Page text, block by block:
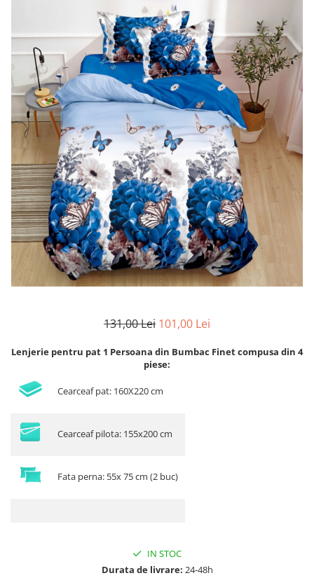
Lenjerii de pat Bumbac 100%
Lenjerii de pat Cocolino
Lenjerii de pat Finet + 2 Draperii
Lenjerii de pat Saten 4 piese cu
elastic
131,00 Lei 101,00 Lei
Lenjerie pentru pat 1 Persoana din Bumbac Finet compusa din 4
piese:
Cearceaf pat: 160X220 cm
Cearceaf pilota: 155x200 cm
Fata perna: 55x 75 cm (2 buc)
IN STOC
Durata de livrare: 24-48h